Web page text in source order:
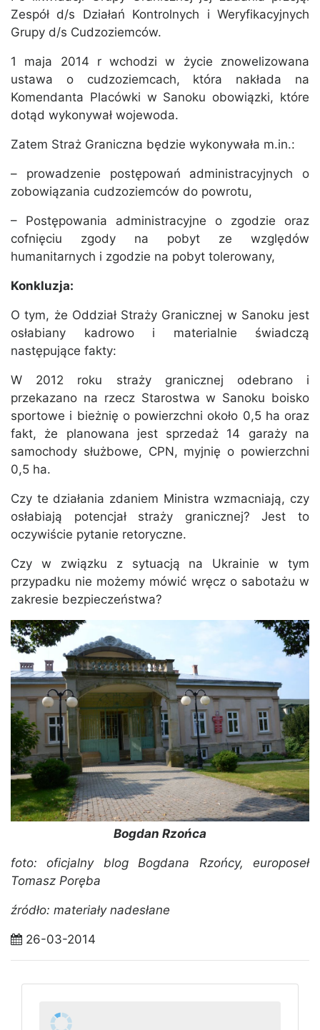
Zespół d/s Działań Kontrolnych i Weryfikacyjnych
Grupy d/s Cudzoziemców.
1 maja 2014 r wchodzi w życie znowelizowana
ustawa o cudzoziemcach, która nakłada na
Komendanta Placówki w Sanoku obowiązki, które
dotąd wykonywał wojewoda.
Zatem Straż Graniczna będzie wykonywała m.in.:
– prowadzenie postępowań administracyjnych o
zobowiązania cudzoziemców do powrotu,
– Postępowania administracyjne o zgodzie oraz
cofnięciu zgody na pobyt ze względów
humanitarnych i zgodzie na pobyt tolerowany,
Konkluzja:
O tym, że Oddział Straży Granicznej w Sanoku jest
osłabiany kadrowo i materialnie świadczą
następujące fakty:
W 2012 roku straży granicznej odebrano i
przekazano na rzecz Starostwa w Sanoku boisko
sportowe i bieżnię o powierzchni około 0,5 ha oraz
fakt, że planowana jest sprzedaż 14 garaży na
samochody służbowe, CPN, myjnię o powierzchni
0,5 ha.
Czy te działania zdaniem Ministra wzmacniają, czy
osłabiają potencjał straży granicznej? Jest to
oczywiście pytanie retoryczne.
Czy w związku z sytuacją na Ukrainie w tym
przypadku nie możemy mówić wręcz o sabotażu w
zakresie bezpieczeństwa?
Bogdan Rzońca
foto: oficjalny blog Bogdana Rzońcy, europoseł
Tomasz Poręba
źródło: materiały nadesłane
26-03-2014